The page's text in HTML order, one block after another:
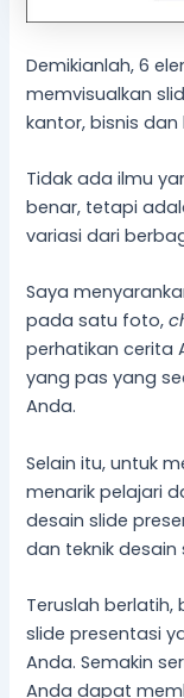
Demikianlah, 6
memvisualkan
kantor, bisnis
Tidak ada ilmu
benar, tetapi
variasi dari
Saya
pada satu foto,
perhatikan cerita
yang pas yang
Anda.
Selain itu, untuk
menarik pelajari
desain slide
dan teknik desain
Teruslah
slide presentasi
Anda. Semakin
Anda dapat